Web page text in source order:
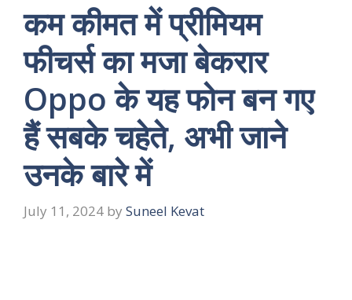
कम कीमत में प्रीमियम
फीचर्स का मजा बेकरार
Oppo के यह फोन बन गए
हैं सबके चहेते, अभी जाने
उनके बारे में
July 11, 2024 by Suneel Kevat